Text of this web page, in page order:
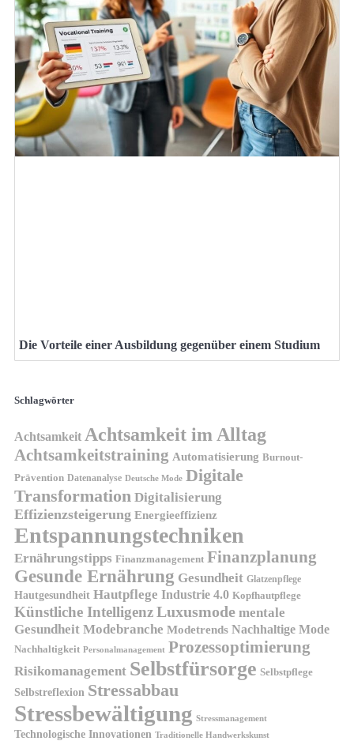
Die Vorteile einer Ausbildung gegenüber einem Studium
Schlagwörter
Achtsamkeit Achtsamkeit im Alltag
Achtsamkeitstraining Automatisierung Burnout-
Prävention Datenanalyse Deutsche Mode Digitale
Transformation Digitalisierung
Effizienzsteigerung Energieeffizienz
Entspannungstechniken
Ernährungstipps Finanzmanagement Finanzplanung
Gesunde Ernährung Gesundheit Glatzenpflege
Hautgesundheit Hautpflege Industrie 4.0 Kopfhautpflege
Künstliche IntelligenzLuxusmode mentale
Gesundheit Modebranche Modetrends Nachhaltige Mode
Nachhaltigkeit Personalmanagement Prozessoptimierung
Risikomanagement Selbstfürsorge Selbstpflege
Selbstreflexion Stressabbau
Stressbewältigung Stressmanagement
Technologische Innovationen Traditionelle Handwerkskunst